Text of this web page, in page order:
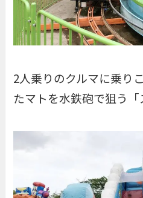
2人乗りのクルマに乗り
たマトを水鉄砲で狙う「